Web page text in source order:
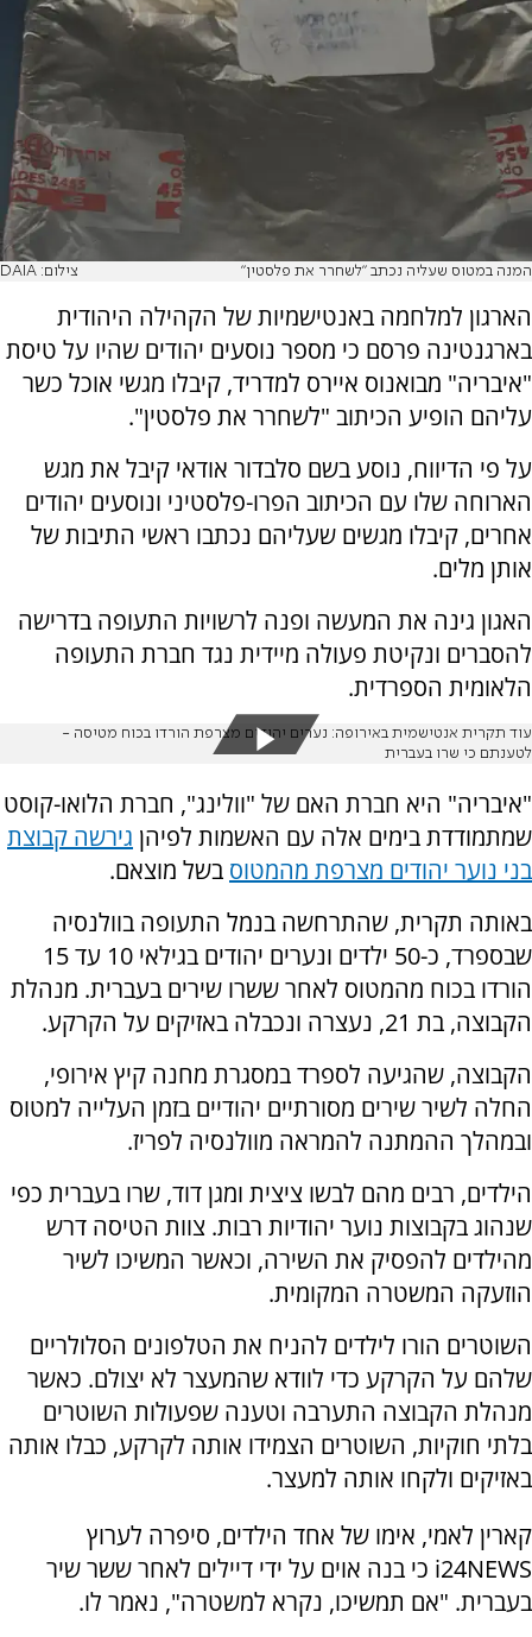
המנה במטוס שעליה נכתב "לשחרר את פלסטין" צילום: DAIA
הארגון למלחמה באנטישמיות של הקהילה היהודית
בארגנטינה פרסם כי מספר נוסעים יהודים שהיו על טיסת
"איבריה" מבואנוס איירס למדריד, קיבלו מגשי אוכל כשר
עליהם הופיע הכיתוב "לשחרר את פלסטין".
על פי הדיווח, נוסע בשם סלבדור אודאי קיבל את מגש
הארוחה שלו עם הכיתוב הפרו-פלסטיני ונוסעים יהודים
אחרים, קיבלו מגשים שעליהם נכתבו ראשי התיבות של
אותן מלים.
האגון גינה את המעשה ופנה לרשויות התעופה בדרישה
להסברים ונקיטת פעולה מיידית נגד חברת התעופה
הלאומית הספרדית.
עוד תקרית אנטישמית באירופה: נערים יהודים מצרפת הורדו בכוח מטיסה -
לטענתם כי שרו בעברית
"איבריה" היא חברת האם של "וולינג", חברת הלואו-קוסט
שמתמודדת בימים אלה עם האשמות לפיהן גירשה קבוצת
בני נוער יהודים מצרפת מהמטוס בשל מוצאם.
באותה תקרית, שהתרחשה בנמל התעופה בוולנסיה
שבספרד, כ-50 ילדים ונערים יהודים בגילאי 10 עד 15
הורדו בכוח מהמטוס לאחר ששרו שירים בעברית. מנהלת
הקבוצה, בת 21, נעצרה ונכבלה באזיקים על הקרקע.
הקבוצה, שהגיעה לספרד במסגרת מחנה קיץ אירופי,
החלה לשיר שירים מסורתיים יהודיים בזמן העלייה למטוס
ובמהלך ההמתנה להמראה מוולנסיה לפריז.
הילדים, רבים מהם לבשו ציצית ומגן דוד, שרו בעברית כפי
שנהוג בקבוצות נוער יהודיות רבות. צוות הטיסה דרש
מהילדים להפסיק את השירה, וכאשר המשיכו לשיר
הוזעקה המשטרה המקומית.
השוטרים הורו לילדים להניח את הטלפונים הסלולריים
שלהם על הקרקע כדי לוודא שהמעצר לא יצולם. כאשר
מנהלת הקבוצה התערבה וטענה שפעולות השוטרים
בלתי חוקיות, השוטרים הצמידו אותה לקרקע, כבלו אותה
באזיקים ולקחו אותה למעצר.
קארין לאמי, אימו של אחד הילדים, סיפרה לערוץ
i24NEWS כי בנה אוים על ידי דיילים לאחר ששר שיר
בעברית. "אם תמשיכו, נקרא למשטרה", נאמר לו.